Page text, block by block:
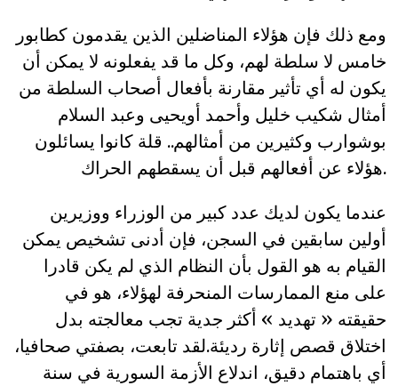
ومع ذلك فإن هؤلاء المناضلين الذين يقدمون كطابور
خامس لا سلطة لهم، وكل ما قد يفعلونه لا يمكن أن
يكون له أي تأثير مقارنة بأفعال أصحاب السلطة من
أمثال شكيب خليل وأحمد أويحيى وعبد السلام
بوشوارب وكثيرين من أمثالهم.. قلة كانوا يسائلون
هؤلاء عن أفعالهم قبل أن يسقطهم الحراك.
عندما يكون لديك عدد كبير من الوزراء ووزيرين
أولين سابقين في السجن، فإن أدنى تشخيص يمكن
القيام به هو القول بأن النظام الذي لم يكن قادرا
على منع الممارسات المنحرفة لهؤلاء، هو في
حقيقته « تهديد » أكثر جدية تجب معالجته بدل
اختلاق قصص إثارة رديئة.لقد تابعت، بصفتي صحافيا،
أي باهتمام دقيق، اندلاع الأزمة السورية في سنة